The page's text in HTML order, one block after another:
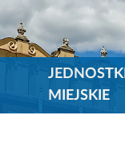
JEDNOSTKI
MIEJSKIE